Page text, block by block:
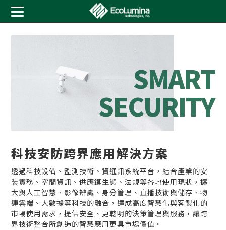
SMART
SECURITY
科技安防跨界應用解決方案
透過科技設備、監測技術、資通訊系統平台，結合產業的安
裝實務、空間資訊、供應鏈生態、法規等各地使用現狀，擴
大與人工智慧、影像辨識、身分管理、直播技術與儲存、物
連雲端、大數據等科技的融合，達成高度智慧化與客製化的
市場使用需求，提供安全、更聰明的決策管理與服務，讓跨
界技術整合所創造的智慧應用更具市場價值。